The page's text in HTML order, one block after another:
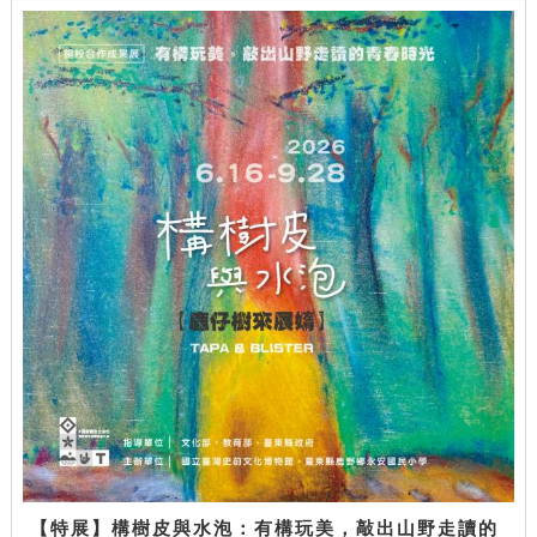
【特展】構樹皮與水泡：有構玩美，敲出山野走讀的